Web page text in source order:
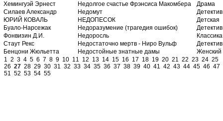
Хемингуэй Эрнест
Недолгое счастье Фрэнсиса Макомбера
Драма
Силаев Александр
Недомут
Детектив
ЮРИЙ КОВАЛЬ
НЕДОПЕСОК
Детская
Буало-Нарсежак
Недоразумение (трагедия ошибок)
Детектив
Фонвизин Д.И.
Недоросль
Классика
Стаут Рекс
Недостаточно мертв - Ниро Вульф
Детектив
Бенцони Жюльетта
Недостойные знатные дамы
Женский
1 2 3 4 5 6 7 8 9 10 11 12 13 14 15 16 17 18 19 20 21 22 23 24 25
26 27 28 29 30 31 32 33 34 35 36 37 38 39 40 41 42 43 44 45 46 47
51 52 53 54 55